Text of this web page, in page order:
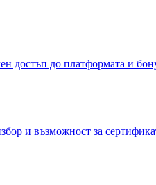
достъп до платформата и
и възможност за